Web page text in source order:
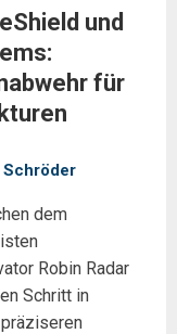
und
für
Schröder
dem
Robin Radar
Schritt in